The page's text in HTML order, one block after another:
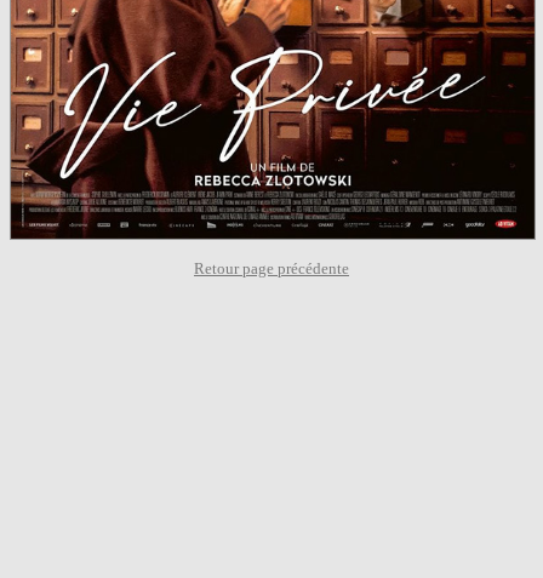
Retour page précédente